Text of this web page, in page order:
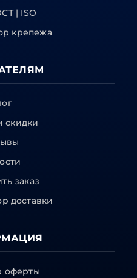
| ISO
крепежа
скидки
заказ
доставки
оферты